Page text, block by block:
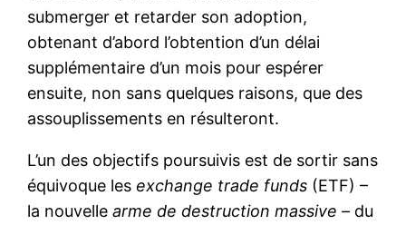
submerger et retarder son adoption,
obtenant d’abord l’obtention d’un délai
supplémentaire d’un mois pour espérer
ensuite, non sans quelques raisons, que des
assouplissements en résulteront.
L’un des objectifs poursuivis est de sortir sans
équivoque lesexchange trade funds (ETF) –
la nouvellearme de destruction massive – du